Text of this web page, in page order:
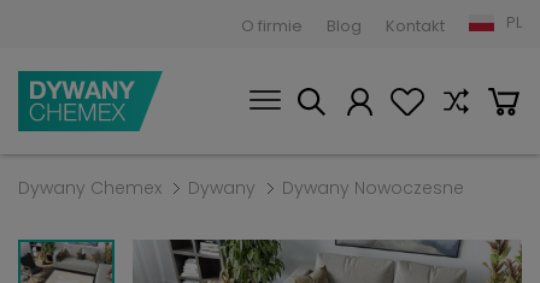
O firmie Blog Kontakt PL
Dywany Chemex Dywany Dywany Nowoczesne